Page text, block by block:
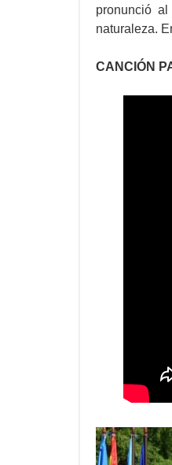
pronunció
naturaleza.
CANCIÓN